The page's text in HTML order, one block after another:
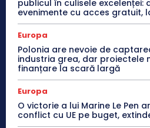
publicul în culisele excelenței:
evenimente cu acces gratuit,
Europa
Polonia are nevoie de
industria grea, dar proiectele
finanțare la scară largă
Europa
O victorie a lui Marine Le Pen
conflict cu UE pe buget,